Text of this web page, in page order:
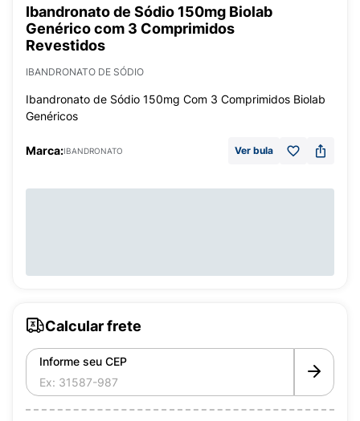
Ibandronato de Sódio 150mg Biolab
Genérico com 3 Comprimidos
Revestidos
IBANDRONATO DE SÓDIO
Ibandronato de Sódio 150mg Com 3 Comprimidos Biolab
Genéricos
Marca:IBANDRONATO Ver bula
Calcular frete
Informe seu CEP